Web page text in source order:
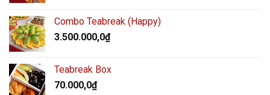
Combo Teabreak (Happy)
3.500.000,0₫
Teabreak Box
70.000,0₫